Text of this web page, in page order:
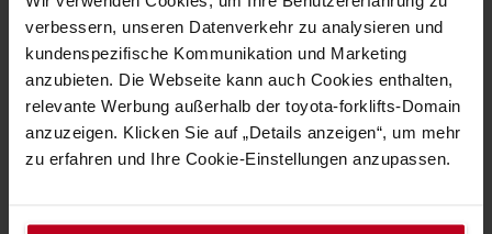
verbessern, unseren Datenverkehr zu analysieren und
kundenspezifische Kommunikation und Marketing
anzubieten. Die Webseite kann auch Cookies enthalten,
relevante Werbung außerhalb der toyota-forklifts-Domain
anzuzeigen. Klicken Sie auf „Details anzeigen“, um mehr
zu erfahren und Ihre Cookie-Einstellungen anzupassen.
Toyota Werte
Der Toyota Way
Toyota Produktionssystem (TPS)
Nachhaltigkeit